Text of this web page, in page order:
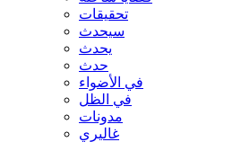
تحقيقات
سيحدث
يحدث
حدث
في الأضواء
في الظل
مدونات
غاليري